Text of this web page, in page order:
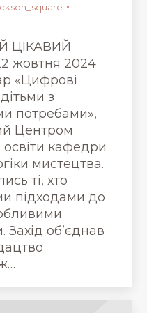
ЦІКАВИЙ
жовтня 2024
«Цифрові
з
потребами»,
Центром
кафедри
мистецтва.
ті, хто
підходами до
Захід об’єднав